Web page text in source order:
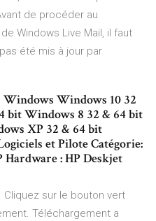
de procéder au
Windows Live Mail, il faut
été mis à jour par
Windows 10 32
bit Windows 8 32 & 64 bit
XP 32 & 64 bit
et Pilote Catégorie:
: HP Deskjet
Cliquez sur le bouton vert
Téléchargement a